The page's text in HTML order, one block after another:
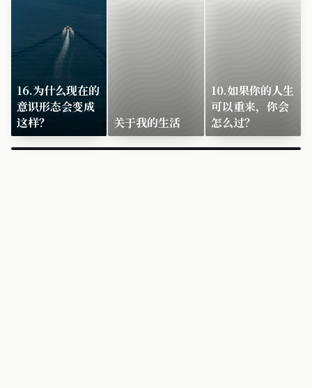
16.为什么现在的
意识形态会变成
这样？
关于我的生活
10.如果你的人生
可以重来，你会
怎么过？